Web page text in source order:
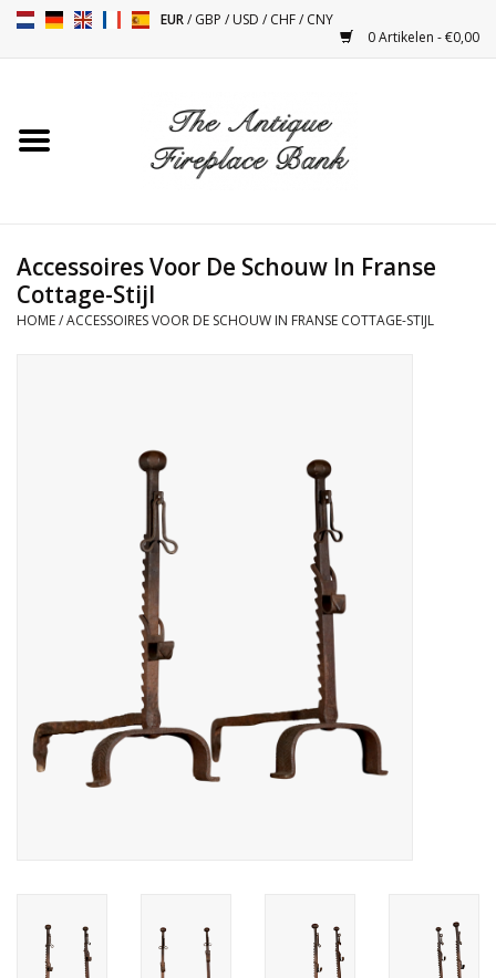
EUR/GBP /USD /CHF/CNY
0 Artikelen - €0,00
Toebehoren
Kacheltjes
Antiquiteiten en Vintage
Decoratieve Outdoor
Vloeren - Steen, Terra Cotta
Tevreden Klanten
Login
Accessoires Voor De Schouw In Franse
Cottage-Stijl
HOME/ACCESSOIRES VOOR DE SCHOUW IN FRANSE COTTAGE-STIJL